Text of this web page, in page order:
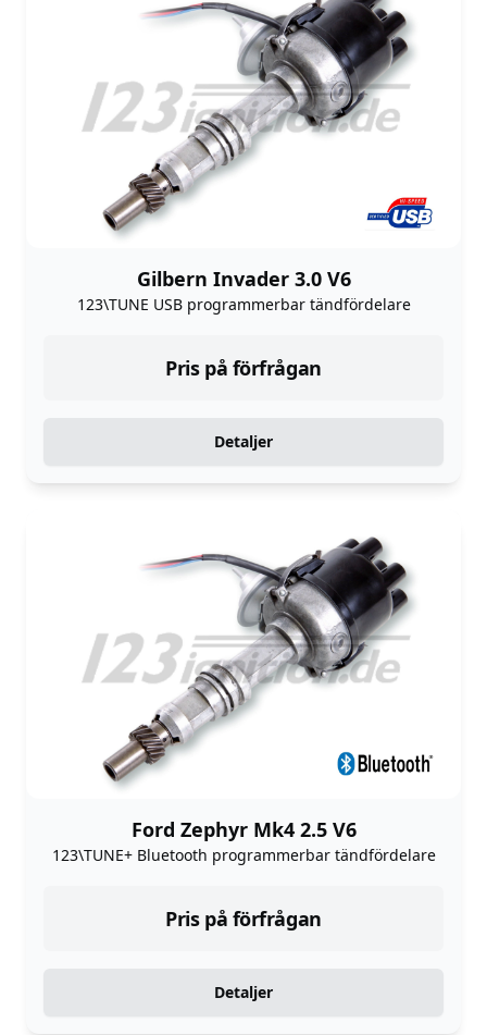
Gilbern Invader 3.0 V6
123\TUNE USB programmerbar tändfördelare
Pris på förfrågan
Detaljer
Ford Zephyr Mk4 2.5 V6
123\TUNE+ Bluetooth programmerbar tändfördelare
Pris på förfrågan
Detaljer